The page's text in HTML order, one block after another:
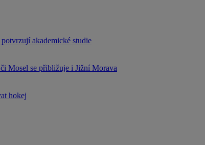
akademické studie
Mosel se přibližuje i Jižní Morava
hokej